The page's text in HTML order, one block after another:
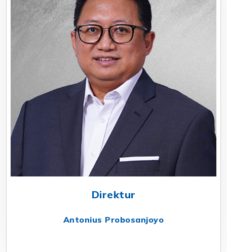
Direktur
Antonius Probosanjoyo